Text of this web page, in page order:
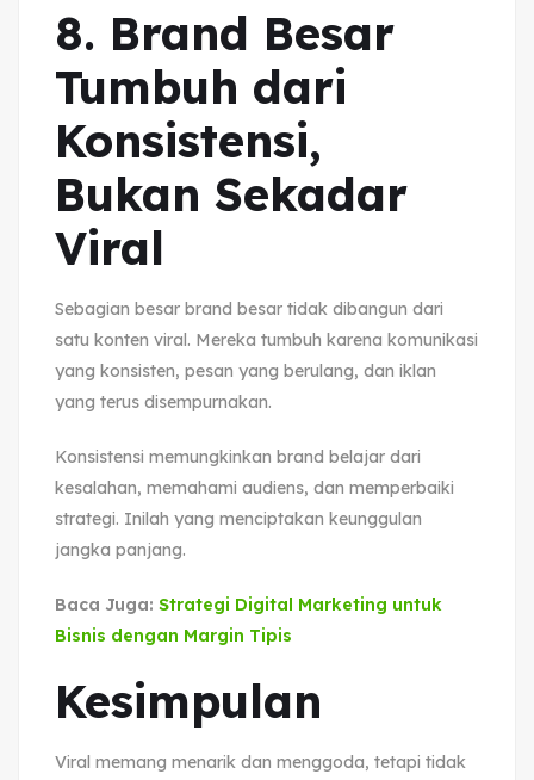
8. Brand Besar
Tumbuh dari
Konsistensi,
Bukan Sekadar
Viral
Sebagian besar brand besar tidak dibangun dari
satu konten viral. Mereka tumbuh karena komunikasi
yang konsisten, pesan yang berulang, dan iklan
yang terus disempurnakan.
Konsistensi memungkinkan brand belajar dari
kesalahan, memahami audiens, dan memperbaiki
strategi. Inilah yang menciptakan keunggulan
jangka panjang.
Baca Juga: Strategi Digital Marketing untuk
Bisnis dengan Margin Tipis
Kesimpulan
Viral memang menarik dan menggoda, tetapi tidak